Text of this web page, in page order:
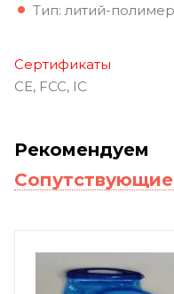
Тип: литий-
Сертификаты
CE, FCC, IC
Рекомендуем